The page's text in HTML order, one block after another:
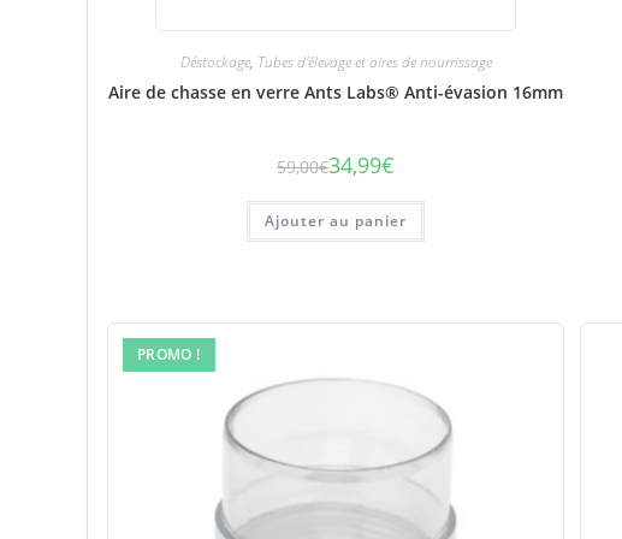
Déstockage, Tubes d'élevage et aires de nourrissage
Aire de chasse en verre Ants Labs® Anti-évasion 16mm
59,00€ Le
initial
était :
59,00€.
34,99€
Le
actuel
est :
34,99€.
Ajouter au panier
PROMO !